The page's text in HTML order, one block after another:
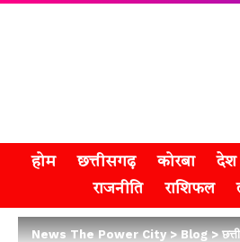
होम छत्तीसगढ़ कोरबा देश
राजनीति
राशिफल
News The Power City>Blog>